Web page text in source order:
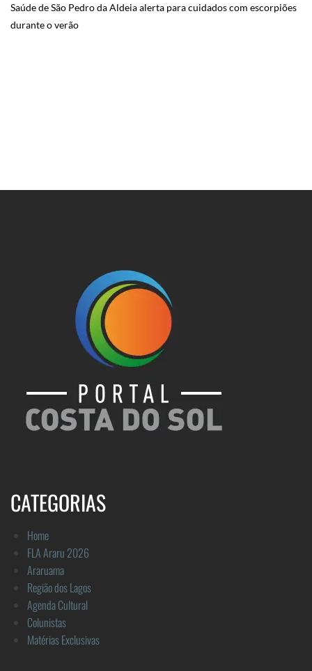
Saúde de São Pedro da Aldeia alerta para cuidados com escorpiões
durante o verão
CATEGORIAS
Home
FLA Araru 2026
Araruama
Região dos Lagos
Agenda Cultural
Colunistas
Matérias Exclusivas